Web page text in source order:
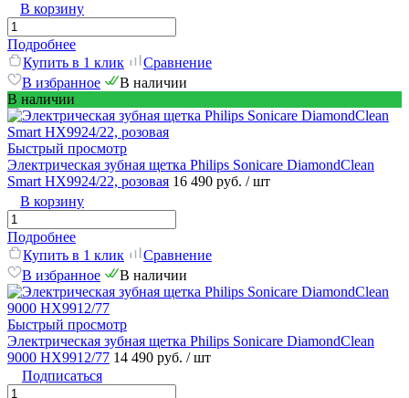
В корзину
Подробнее
Купить в 1 клик
Сравнение
В избранное
В наличии
В наличии
Быстрый просмотр
Электрическая зубная щетка Philips Sonicare DiamondClean
Smart HX9924/22, розовая 16 490 руб. / шт
В корзину
Подробнее
Купить в 1 клик
Сравнение
В избранное
В наличии
Быстрый просмотр
Электрическая зубная щетка Philips Sonicare DiamondClean
9000 HX9912/77 14 490 руб. / шт
Подписаться